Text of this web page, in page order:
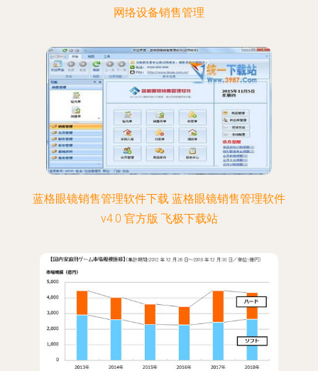
网络设备销售管理
蓝格眼镜销售管理软件下载 蓝格眼镜销售管理软件
v4.0 官方版 飞极下载站